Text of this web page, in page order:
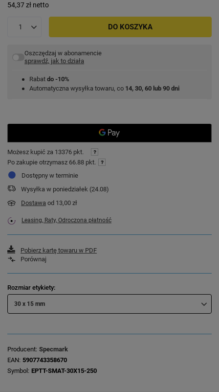
54,37 zł netto
DO KOSZYKA
Oszczędzaj w abonamencie
sprawdź, jak to działa
Rabat do -10%
Automatyczna wysyłka towaru, co 14, 30, 60 lub 90 dni
Możesz kupić za 13376 pkt.
Po zakupie otrzymasz 66.88 pkt.
Dostępny w terminie
Wysyłka w poniedziałek (24.08)
Dostawa od 13,00 zł
Leasing, Raty, Odroczona płatność
Pobierz kartę towaru w PDF
Porównaj
Rozmiar etykiety
30 x 15 mm
Producent Specmark
EAN 5907743358670
Symbol EPTT-SMAT-30X15-250